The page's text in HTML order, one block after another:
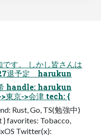
す。 しかし皆さんは
退予定 harukun
handle: harukun
東京->会津 tech: {
Rust, Go, TS(勉強中)
} favorites: Tobacco,
Twitter(x):